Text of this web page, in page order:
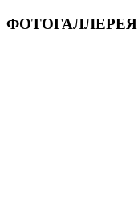
ФОТОГАЛЛЕРЕЯ